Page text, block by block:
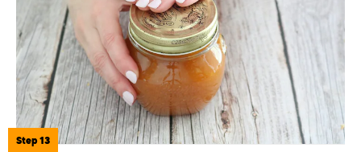
Step 13